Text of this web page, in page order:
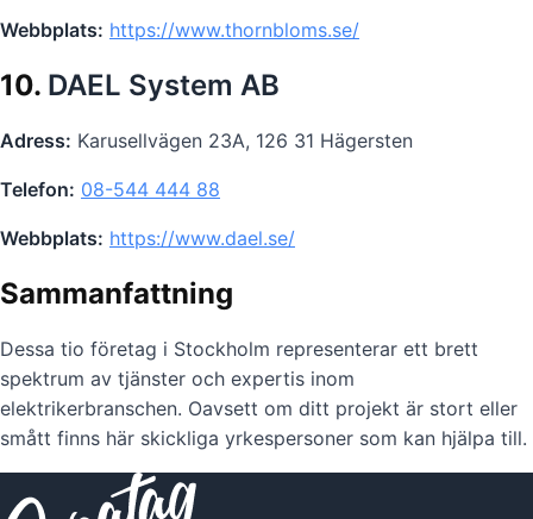
Webbplats: https://www.thornbloms.se/
10. DAEL System AB
Adress: Karusellvägen 23A, 126 31 Hägersten
Telefon: 08-544 444 88
Webbplats: https://www.dael.se/
Sammanfattning
Dessa tio företag i Stockholm representerar ett brett
spektrum av tjänster och expertis inom
elektrikerbranschen. Oavsett om ditt projekt är stort eller
smått finns här skickliga yrkespersoner som kan hjälpa till.